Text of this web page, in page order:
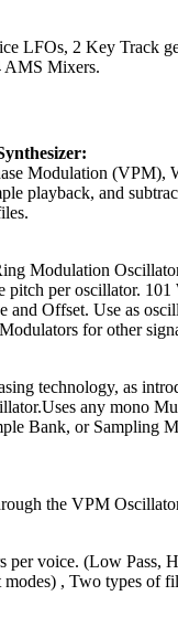
LFOs, 2 Key Track
AMS Mixers.
Modulation (VPM),
playback, and
Modulation
pitch per oscillator. 101
and Offset. Use as
for other
technology, as
any mono
Bank, or Sampling
the VPM
per voice. (Low Pass,
modes) , Two types of